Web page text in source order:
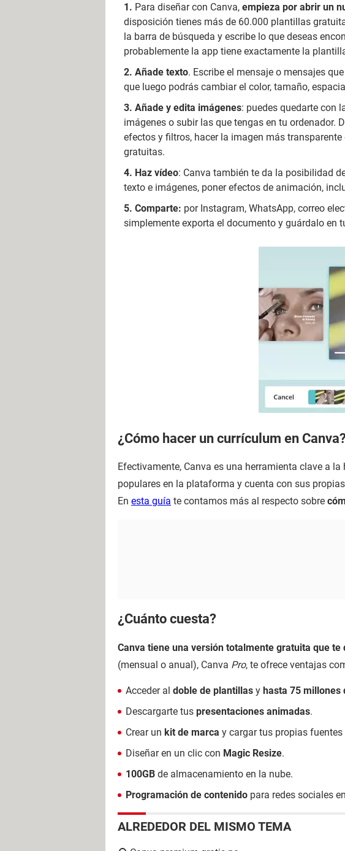
Para diseñar con Canva, empieza por abrir un
disposición tienes más de 60.000 plantillas
la barra de búsqueda y escribe lo que deseas
probablemente la app tiene exactamente la
Añade texto. Escribe el mensaje o mensajes
que luego podrás cambiar el color, tamaño,
Añade y edita imágenes: puedes quedarte con
imágenes o subir las que tengas en tu ordenador.
efectos y filtros, hacer la imagen más
gratuitas.
Haz vídeo: Canva también te da la posibilidad
texto e imágenes, poner efectos de animación,
Comparte: por Instagram, WhatsApp, correo
simplemente exporta el documento y guárdalo en
¿Cómo hacer un currículum en
Efectivamente, Canva es una herramienta clave a
populares en la plataforma y cuenta con sus
En esta guía te contamos más al respecto sobre
¿Cuánto cuesta?
Canva tiene una versión totalmente gratuita que te
(mensual o anual), Canva Pro, te ofrece ventajas
Acceder al doble de plantillas y hasta 75 millones
Descargarte tus presentaciones animadas.
Crear un kit de marca y cargar tus propias
Diseñar en un clic con Magic Resize.
100GB de almacenamiento en la nube.
Programación de contenido para redes sociales
ALREDEDOR DEL MISMO TEMA